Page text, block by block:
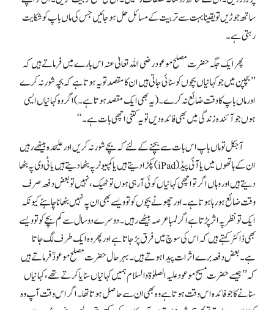
ساتھ جوڑیں تو یقینا بہت سے تربیت کے مسائل حل ہو جائیں جس کی ماں باپ کو شکایت
رہتی ہے۔
پھر ایک جگہ حضرت مصلح موعود رضی اللہ تعالیٰ عنہ اس بارے میں فرماتے ہیں کہ
’’بچپن میں جو کہانیاں بچوں کو سنائی جاتی ہیں ان کا مقصد تو یہ ہوتا ہے کہ بچہ شور نہ کرے
اور ماں باپ کا وقت ضائع نہ کرے۔ (یہ بھی ایک مقصد ہوتا ہے۔) اگر وہ کہانیاں ایسی
ہوں جو آئندہ زندگی میں بھی فائدہ دیں تو یہ کتنی اچھی بات ہے۔‘‘
آجکل تو ماں باپ اس بات سے بچنے کے لئے کہ بچے شور نہ کریں اور علیحدہ بیٹھے رہیں
ان کے ہاتھوں میں یا آئی پیڈ (iPad) پکڑا دیتے ہیں یا کمپیوٹر پہ بٹھا دیتے ہیں یا ٹی وی پہ بٹھا
دیتے ہیں اور وہاں اگر تو اچھی کہانیاں کوئی آ رہی ہوں تو ٹھیک، نہیں تو بعض دفعہ صرف
وقت ضائع ہو رہا ہوتا ہے۔ اور چھوٹے بچوں کو تو ویسے بھی ان پہ نہیں بٹھانا چاہئے کیونکہ
ایک تو نظر پہ اثر پڑتا ہے اگر لمبا عرصہ بیٹھے رہیں۔ دوسرے دو سال سے کم بچے کو تو ویسے
بھی ڈاکٹر کہتے ہیں کہ اس کی سوچ میں فرق پڑ جاتا ہے اور پھر وہ ایک طرف لگ جاتا
ہے۔ بعض دفعہ برے اثرات پیدا ہوتے ہیں۔ بہرحال حضرت مصلح موعودؓ فرماتے ہیں
کہ ’’جیسے حضرت مسیح موعود علیہ الصلوٰۃ والسلام ہمیں کہانیاں سنایا کرتے تھے، کہانیاں
سنانے کا جو فائدہ اس وقت ہوتا ہے وہ بھی ان سے حاصل ہوتا تھا۔ اگر اس وقت آپ وہ